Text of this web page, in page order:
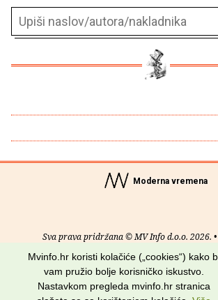
Moderna vremena
Sva prava pridržana © MV Info d.o.o. 2026.
Uvjeti korištenja
Potraži nas na:
Mvinfo.hr koristi kolačiće („cookies“) kako
vam pružio bolje korisničko iskustvo.
Nastavkom pregleda mvinfo.hr stranica